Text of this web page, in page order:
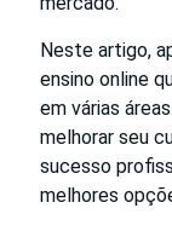
Neste artigo,
ensino online
em várias
melhorar seu
sucesso
melhores